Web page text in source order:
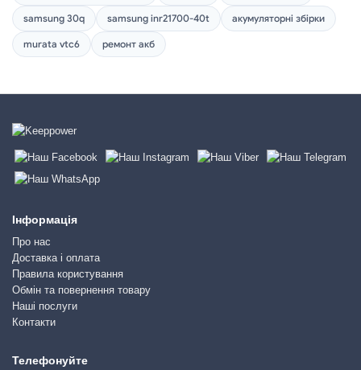
samsung 30q samsung inr21700-40t акумуляторні збірки
murata vtc6 ремонт акб
Інформація
Про нас
Доставка і оплата
Правила користування
Обмін та повернення товару
Наші послуги
Контакти
Телефонуйте